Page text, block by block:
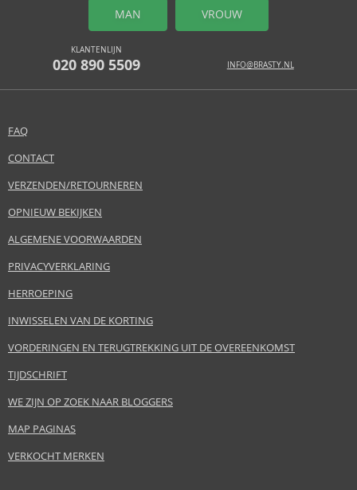
MAN VROUW
KLANTENLIJN
020 890 5509 INFO@BRASTY.NL
FAQ
CONTACT
VERZENDEN/RETOURNEREN
OPNIEUW BEKIJKEN
ALGEMENE VOORWAARDEN
PRIVACYVERKLARING
HERROEPING
INWISSELEN VAN DE KORTING
VORDERINGEN EN TERUGTREKKING UIT DE OVEREENKOMST
TIJDSCHRIFT
WE ZIJN OP ZOEK NAAR BLOGGERS
MAP PAGINAS
VERKOCHT MERKEN